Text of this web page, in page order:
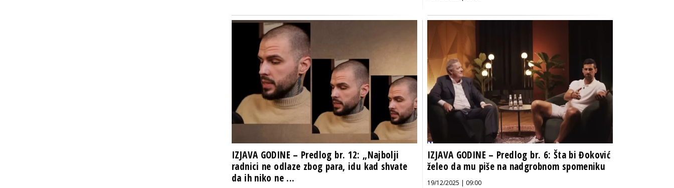
IZJAVA GODINE – Predlog br. 12: „Najbolji
radnici ne odlaze zbog para, idu kad shvate
da ih niko ne ...
IZJAVA GODINE – Predlog br. 6: Šta bi Đoković
želeo da mu piše na nadgrobnom spomeniku
19/12/2025 | 09:00